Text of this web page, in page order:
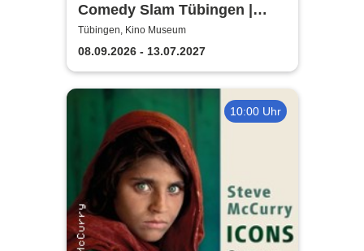
Comedy Slam Tübingen |
Präsentiert von Gastgeber
Elias Raatz
Tübingen, Kino Museum
08.09.2026 - 13.07.2027
10:00 Uhr